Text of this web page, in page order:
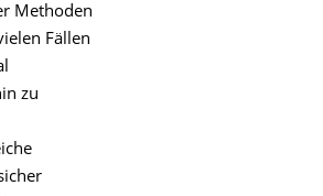
Methoden
Fällen
zu